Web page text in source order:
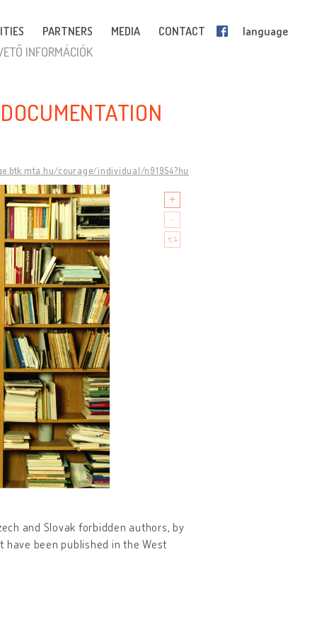
PARTNERS MEDIA CONTACT language
INFORMÁCIÓK
courage/individual/n91954?hu
and Slovak forbidden authors, by
been published in the West